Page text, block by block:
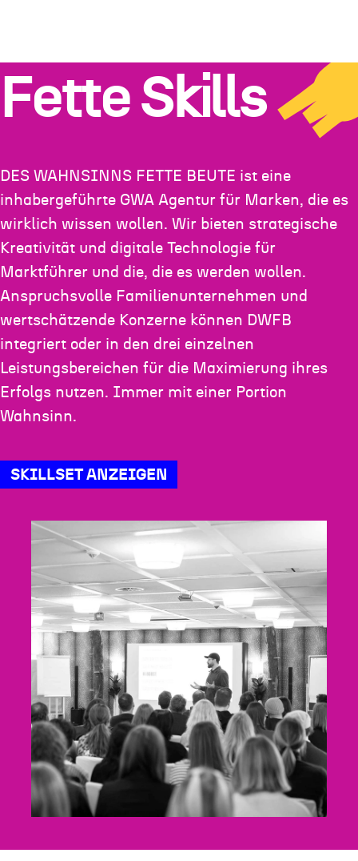
Fette Skills
DES WAHNSINNS FETTE BEUTE ist eine
inhabergeführte GWA Agentur für Marken, die es
wirklich wissen wollen. Wir bieten strategische
Kreativität und digitale Technologie für
Marktführer und die, die es werden wollen.
Anspruchsvolle Familienunternehmen und
wertschätzende Konzerne können DWFB
integriert oder in den drei einzelnen
Leistungsbereichen für die Maximierung ihres
Erfolgs nutzen. Immer mit einer Portion
Wahnsinn.
SKILLSET ANZEIGEN